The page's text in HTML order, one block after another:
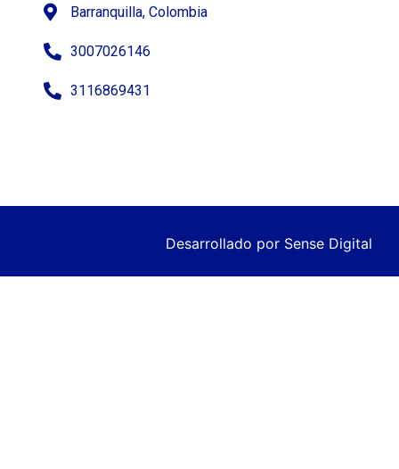
Barranquilla, Colombia
3007026146
3116869431
Desarrollado por Sense Digital